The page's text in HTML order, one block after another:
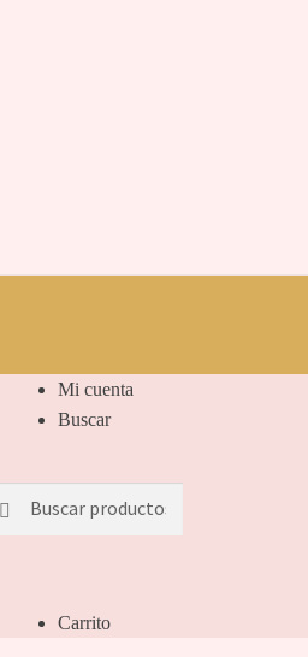
Mi cuenta
Buscar
Carrito